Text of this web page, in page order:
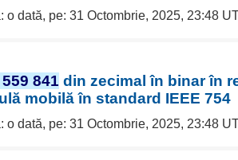
o dată, pe: 31 Octombrie, 2025, 23:48
841 din zecimal în binar în
mobilă în standard IEEE 754
o dată, pe: 31 Octombrie, 2025, 23:48